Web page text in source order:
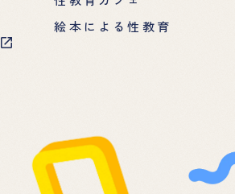
絵本による性教育